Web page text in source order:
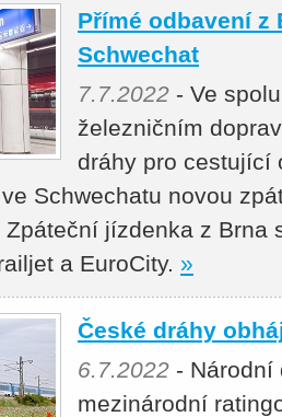
Přímé odbavení z
Schwechat
7.7.2022 - Ve
železničním
dráhy pro cestující
Schwechatu novou
jízdenka z Brna
a EuroCity. »
České dráhy
6.7.2022 - Národní
mezinárodní